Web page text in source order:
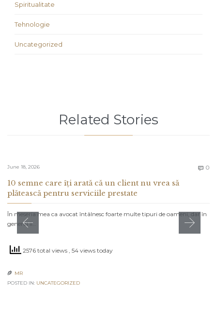
Spiritualitate
Tehnologie
Uncategorized
Related Stories
June 18, 2026  0
10 semne care îți arată că un client nu vrea să
plătească pentru serviciile prestate
În meseria mea ca avocat întâlnesc foarte multe tipuri de oameni, dar în
general îi…
2576 total views , 54 views today
 MR
POSTED IN: UNCATEGORIZED